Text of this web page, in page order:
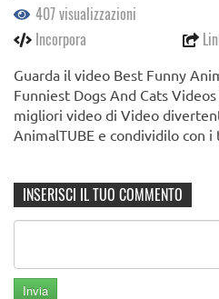
407 visualizzazioni
Incorpora
Guarda il video Best Funny
Funniest Dogs And Cats
migliori video di Video
AnimalTUBE e condividilo con i
INSERISCI IL TUO COMMENTO